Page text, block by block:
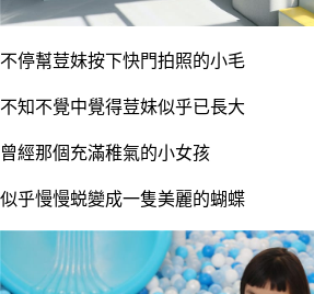
不停幫荳妹按下快門拍照的小毛
不知不覺中覺得荳妹似乎已長大
曾經那個充滿稚氣的小女孩
似乎慢慢蜕變成一隻美麗的蝴蝶